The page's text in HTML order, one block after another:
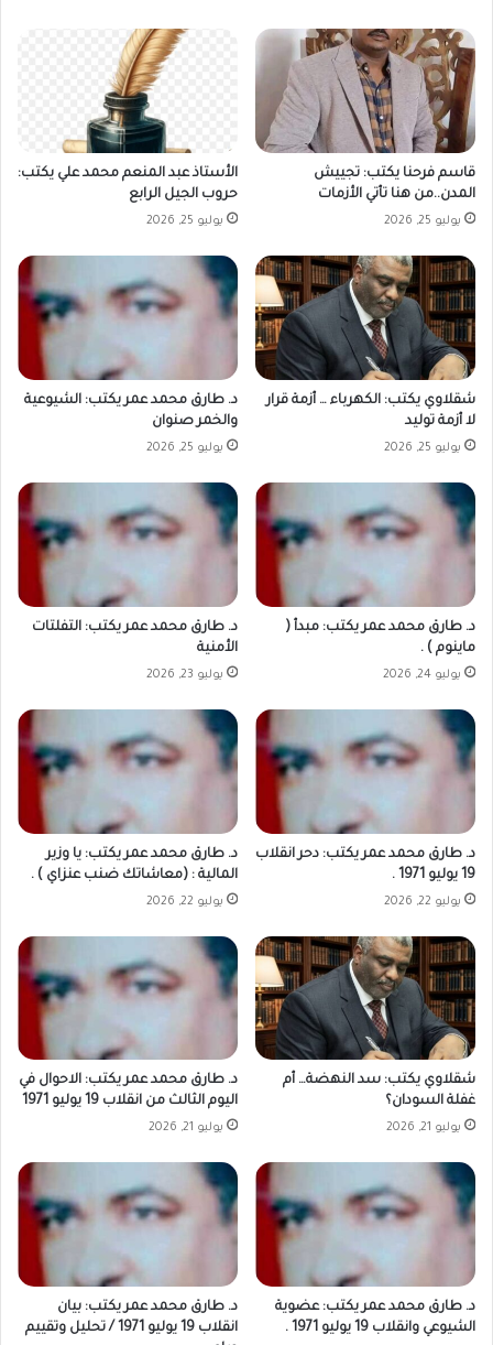
قاسم فرحنا يكتب: تجييش
المدن..من هنا تأتي الأزمات
يوليو 25, 2026
الأستاذ عبد المنعم محمد علي يكتب:
حروب الجيل الرابع
يوليو 25, 2026
شقلاوي يكتب: الكهرباء … أزمة قرار
لا أزمة توليد
يوليو 25, 2026
د. طارق محمد عمر يكتب: الشيوعية
والخمر صنوان
يوليو 25, 2026
د. طارق محمد عمر يكتب: مبدأ (
ماينوم ) .
يوليو 24, 2026
د. طارق محمد عمر يكتب: التفلتات
الأمنية
يوليو 23, 2026
د. طارق محمد عمر يكتب: دحر انقلاب
19 يوليو 1971 .
يوليو 22, 2026
د. طارق محمد عمر يكتب: يا وزير
المالية : (معاشاتك ضنب عنزاي ) .
يوليو 22, 2026
شقلاوي يكتب: سد النهضة… أم
غفلة السودان؟
يوليو 21, 2026
د. طارق محمد عمر يكتب: الاحوال في
اليوم الثالث من انقلاب 19 يوليو 1971
يوليو 21, 2026
د. طارق محمد عمر يكتب: عضوية
الشيوعي وانقلاب 19 يوليو 1971 .
د. طارق محمد عمر يكتب: بيان
انقلاب 19 يوليو 1971 / تحليل وتقييم